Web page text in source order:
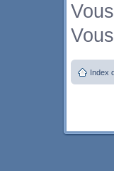
Vous
Vous
Index